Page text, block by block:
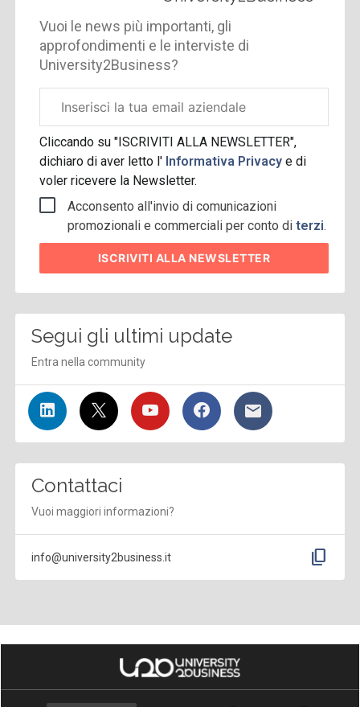
Vuoi le news più importanti, gli
approfondimenti e le interviste di
University2Business?
aziendale
Cliccando su "ISCRIVITI ALLA NEWSLETTER",
dichiaro di aver letto l' Informativa Privacye di
voler ricevere la Newsletter.
Acconsento all'invio di comunicazioni
promozionali e commerciali per conto diterzi.
ISCRIVITI ALLA NEWSLETTER
Segui gli ultimi update
Entra nella community
Contattaci
Vuoi maggiori informazioni?
info@university2business.it content_copy